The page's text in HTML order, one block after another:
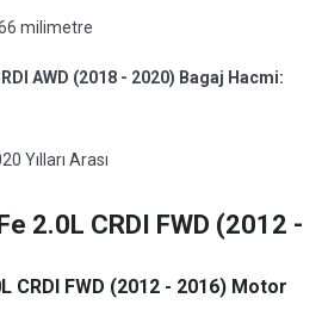
milimetre
AWD (2018 - 2020) Bagaj Hacmi:
Yılları Arası
2.0L CRDI FWD (2012 -
CRDI FWD (2012 - 2016) Motor